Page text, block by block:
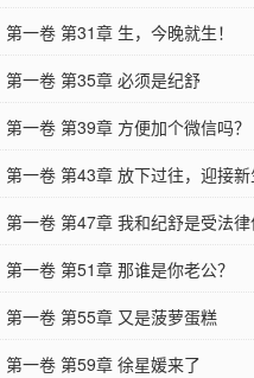
第一卷 第31章 生，今晚就生！
第一卷 第35章 必须是纪舒
第一卷 第39章 方便加个微信吗？
第一卷 第43章 放下过往，迎接新
第一卷 第47章 我和纪舒是受法
法夫妻
第一卷 第51章 那谁是你老公？
第一卷 第55章 又是菠萝蛋糕
第一卷 第59章 徐星媛来了